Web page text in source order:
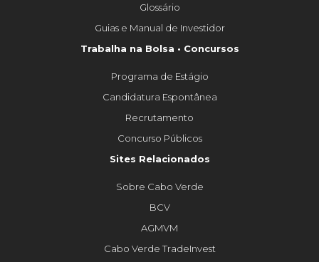
Glossário
Guias e Manual de Investidor
Trabalha na Bolsa • Concursos
Programa de Estágio
Candidatura Espontânea
Recrutamento
Concurso Públicos
Sites Relacionados
Sobre Cabo Verde
BCV
AGMVM
Cabo Verde TradeInvest